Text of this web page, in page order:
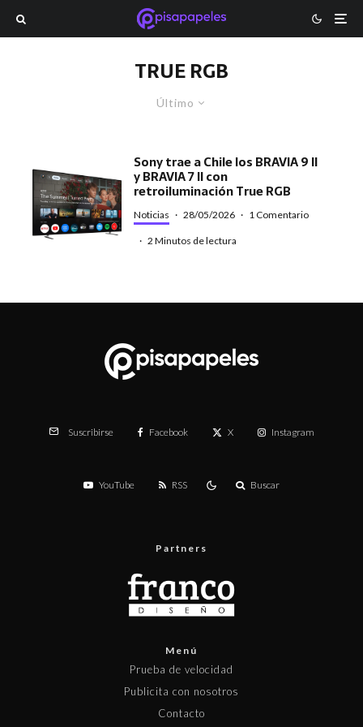
TRUE RGB
Último
Sony trae a Chile los BRAVIA 9 II
y BRAVIA 7 II con
retroiluminación True RGB
Noticias · 28/05/2026 · 1 Comentario
· 2 Minutos de lectura
Suscribirse Facebook X Instagram
YouTube RSS Buscar
Partners
Menú
Prueba de velocidad
Publicita con nosotros
Contacto